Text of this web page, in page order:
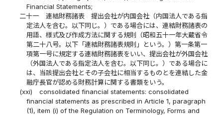
Financial Statements;
二十一
連結財務諸表 提出会社が内国会社（内国法人である指
定法人を含む。以下同じ。）である場合には、連結財務諸表の
用語、様式及び作成方法に関する規則（昭和五十一年大蔵省令
第二十八号。以下「連結財務諸表規則」という。）第一条第一
項第一号に規定する連結財務諸表をいい、提出会社が外国会社
（外国法人である指定法人を含む。以下同じ。）である場合に
は、当該提出会社とその子会社に相当するものとを連結した金
融庁長官が認める財務計算に関する書類をいう。
(xxi)
consolidated financial statements: consolidated
financial statements as prescribed in Article 1, paragraph
(1), item (i) of the Regulation on Terminology, Forms and